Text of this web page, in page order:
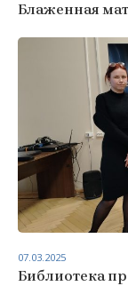
Блаженная
Библиотека
07.03.2025